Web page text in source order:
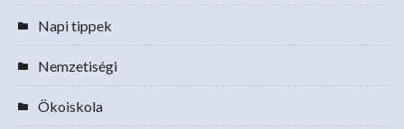
Napi tippek
Nemzetiségi
Ökoiskola